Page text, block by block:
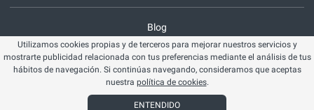
Blog
Opiniones
Aviso legal
Política cookies
Utilizamos cookies propias y de terceros para mejorar nuestros servicios y
mostrarte publicidad relacionada con tus preferencias mediante el análisis de tus
hábitos de navegación. Si continúas navegando, consideramos que aceptas
nuestra política de cookies.
ENTENDIDO